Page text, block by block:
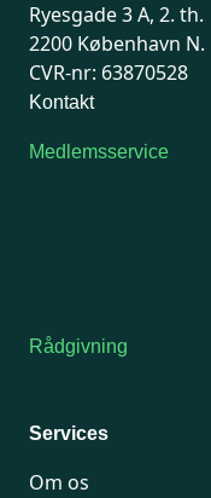
Ryesgade 3 A, 2. th.
2200 København N.
CVR-nr: 63870528
Kontakt
Medlemsservice
Rådgivning
Services
Om os